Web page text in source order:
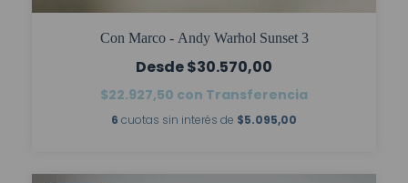
Con Marco - Andy Warhol Sunset 3
$30.570,00
$22.927,50 con Transferencia
6 cuotas sin interés de $5.095,00